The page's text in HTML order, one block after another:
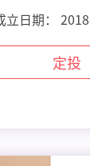
立日期：
定投